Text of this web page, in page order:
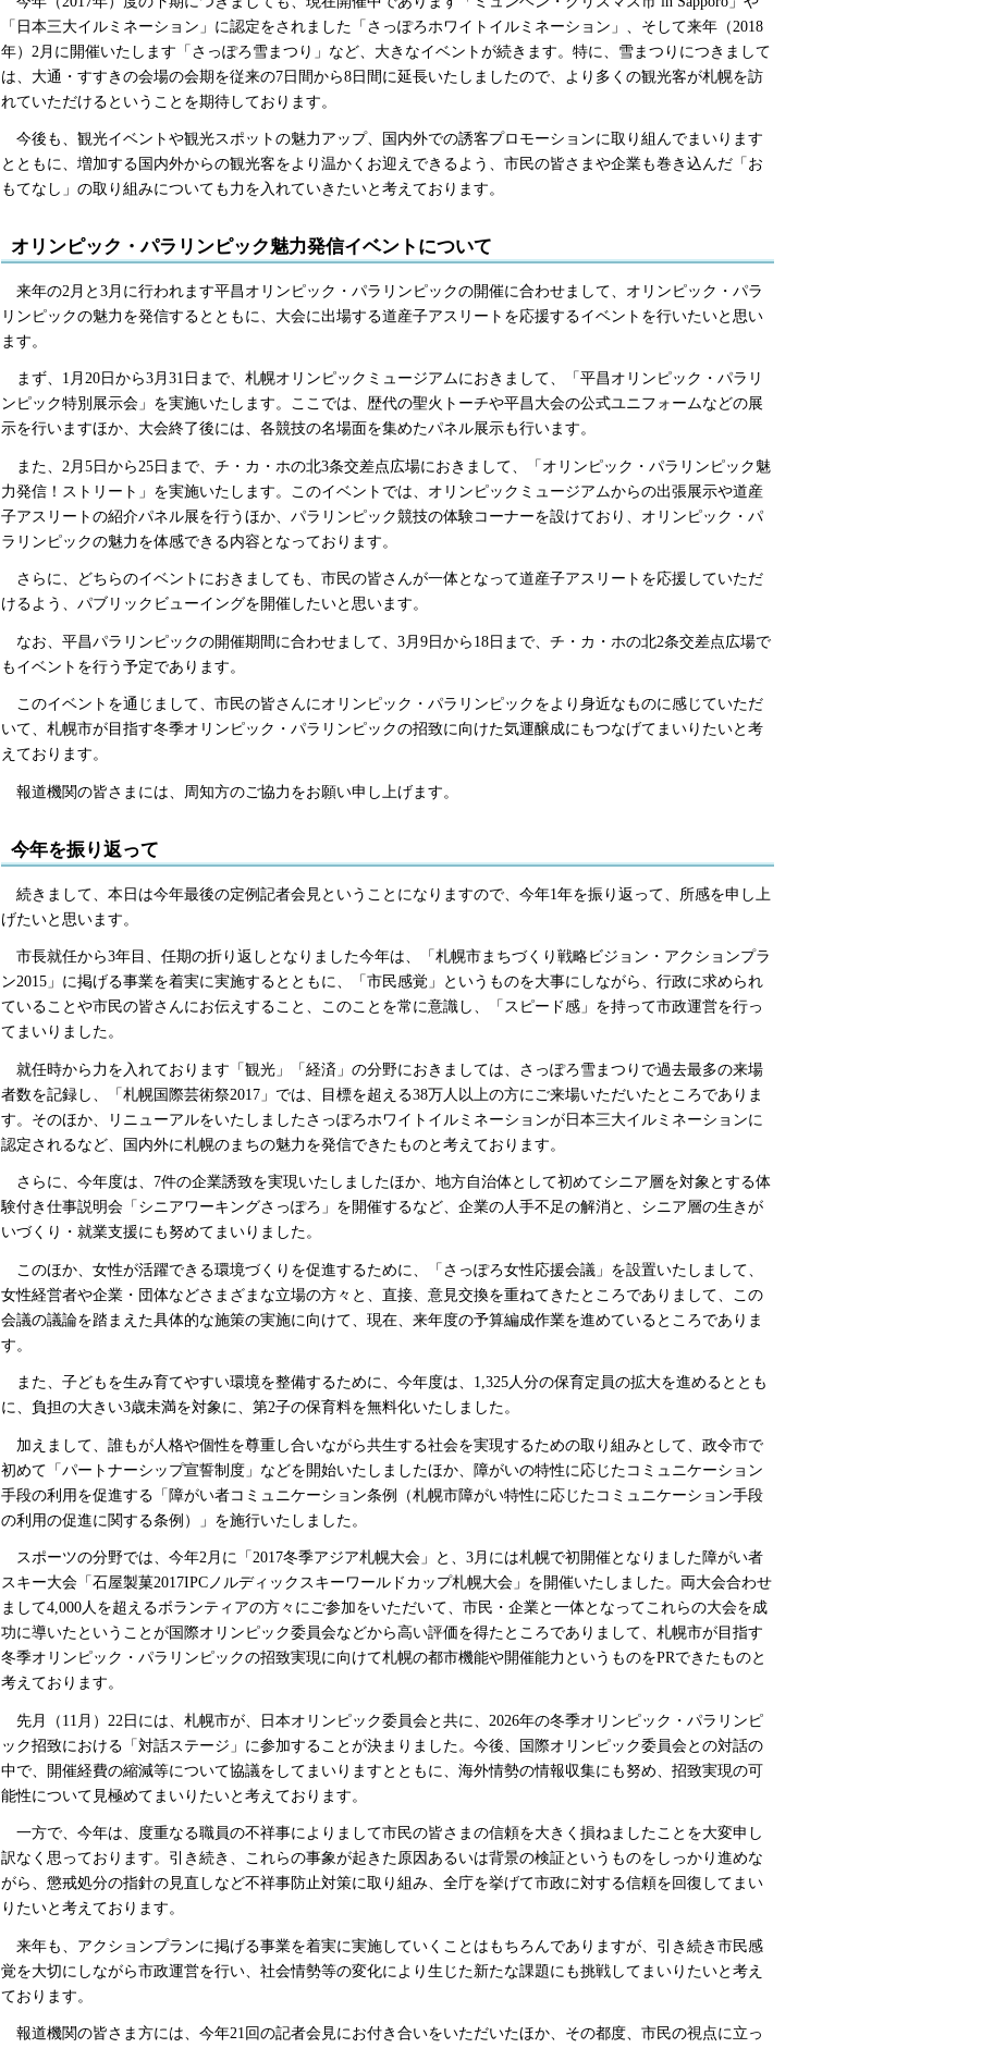
「日本三大イルミネーション」に認定をされました「さっぽろホワイトイルミネーション」、そして来年（2018
年）2月に開催いたします「さっぽろ雪まつり」など、大きなイベントが続きます。特に、雪まつりにつきまして
は、大通・すすきの会場の会期を従来の7日間から8日間に延長いたしましたので、より多くの観光客が札幌を訪
れていただけるということを期待しております。
今後も、観光イベントや観光スポットの魅力アップ、国内外での誘客プロモーションに取り組んでまいります
とともに、増加する国内外からの観光客をより温かくお迎えできるよう、市民の皆さまや企業も巻き込んだ「お
もてなし」の取り組みについても力を入れていきたいと考えております。
オリンピック・パラリンピック魅力発信イベントについて
来年の2月と3月に行われます平昌オリンピック・パラリンピックの開催に合わせまして、オリンピック・パラ
リンピックの魅力を発信するとともに、大会に出場する道産子アスリートを応援するイベントを行いたいと思い
ます。
まず、1月20日から3月31日まで、札幌オリンピックミュージアムにおきまして、「平昌オリンピック・パラリ
ンピック特別展示会」を実施いたします。ここでは、歴代の聖火トーチや平昌大会の公式ユニフォームなどの展
示を行いますほか、大会終了後には、各競技の名場面を集めたパネル展示も行います。
また、2月5日から25日まで、チ・カ・ホの北3条交差点広場におきまして、「オリンピック・パラリンピック魅
力発信！ストリート」を実施いたします。このイベントでは、オリンピックミュージアムからの出張展示や道産
子アスリートの紹介パネル展を行うほか、パラリンピック競技の体験コーナーを設けており、オリンピック・パ
ラリンピックの魅力を体感できる内容となっております。
さらに、どちらのイベントにおきましても、市民の皆さんが一体となって道産子アスリートを応援していただ
けるよう、パブリックビューイングを開催したいと思います。
なお、平昌パラリンピックの開催期間に合わせまして、3月9日から18日まで、チ・カ・ホの北2条交差点広場で
もイベントを行う予定であります。
このイベントを通じまして、市民の皆さんにオリンピック・パラリンピックをより身近なものに感じていただ
いて、札幌市が目指す冬季オリンピック・パラリンピックの招致に向けた気運醸成にもつなげてまいりたいと考
えております。
報道機関の皆さまには、周知方のご協力をお願い申し上げます。
今年を振り返って
続きまして、本日は今年最後の定例記者会見ということになりますので、今年1年を振り返って、所感を申し上
げたいと思います。
市長就任から3年目、任期の折り返しとなりました今年は、「札幌市まちづくり戦略ビジョン・アクションプラ
ン2015」に掲げる事業を着実に実施するとともに、「市民感覚」というものを大事にしながら、行政に求められ
ていることや市民の皆さんにお伝えすること、このことを常に意識し、「スピード感」を持って市政運営を行っ
てまいりました。
就任時から力を入れております「観光」「経済」の分野におきましては、さっぽろ雪まつりで過去最多の来場
者数を記録し、「札幌国際芸術祭2017」では、目標を超える38万人以上の方にご来場いただいたところでありま
す。そのほか、リニューアルをいたしましたさっぽろホワイトイルミネーションが日本三大イルミネーションに
認定されるなど、国内外に札幌のまちの魅力を発信できたものと考えております。
さらに、今年度は、7件の企業誘致を実現いたしましたほか、地方自治体として初めてシニア層を対象とする体
験付き仕事説明会「シニアワーキングさっぽろ」を開催するなど、企業の人手不足の解消と、シニア層の生きが
いづくり・就業支援にも努めてまいりました。
このほか、女性が活躍できる環境づくりを促進するために、「さっぽろ女性応援会議」を設置いたしまして、
女性経営者や企業・団体などさまざまな立場の方々と、直接、意見交換を重ねてきたところでありまして、この
会議の議論を踏まえた具体的な施策の実施に向けて、現在、来年度の予算編成作業を進めているところでありま
す。
また、子どもを生み育てやすい環境を整備するために、今年度は、1,325人分の保育定員の拡大を進めるととも
に、負担の大きい3歳未満を対象に、第2子の保育料を無料化いたしました。
加えまして、誰もが人格や個性を尊重し合いながら共生する社会を実現するための取り組みとして、政令市で
初めて「パートナーシップ宣誓制度」などを開始いたしましたほか、障がいの特性に応じたコミュニケーション
手段の利用を促進する「障がい者コミュニケーション条例（札幌市障がい特性に応じたコミュニケーション手段
の利用の促進に関する条例）」を施行いたしました。
スポーツの分野では、今年2月に「2017冬季アジア札幌大会」と、3月には札幌で初開催となりました障がい者
スキー大会「石屋製菓2017IPCノルディックスキーワールドカップ札幌大会」を開催いたしました。両大会合わせ
まして4,000人を超えるボランティアの方々にご参加をいただいて、市民・企業と一体となってこれらの大会を成
功に導いたということが国際オリンピック委員会などから高い評価を得たところでありまして、札幌市が目指す
冬季オリンピック・パラリンピックの招致実現に向けて札幌の都市機能や開催能力というものをPRできたものと
考えております。
先月（11月）22日には、札幌市が、日本オリンピック委員会と共に、2026年の冬季オリンピック・パラリンピ
ック招致における「対話ステージ」に参加することが決まりました。今後、国際オリンピック委員会との対話の
中で、開催経費の縮減等について協議をしてまいりますとともに、海外情勢の情報収集にも努め、招致実現の可
能性について見極めてまいりたいと考えております。
一方で、今年は、度重なる職員の不祥事によりまして市民の皆さまの信頼を大きく損ねましたことを大変申し
訳なく思っております。引き続き、これらの事象が起きた原因あるいは背景の検証というものをしっかり進めな
がら、懲戒処分の指針の見直しなど不祥事防止対策に取り組み、全庁を挙げて市政に対する信頼を回復してまい
りたいと考えております。
来年も、アクションプランに掲げる事業を着実に実施していくことはもちろんでありますが、引き続き市民感
覚を大切にしながら市政運営を行い、社会情勢等の変化により生じた新たな課題にも挑戦してまいりたいと考え
ております。
報道機関の皆さま方には、今年21回の記者会見にお付き合いをいただいたほか、その都度、市民の視点に立っ